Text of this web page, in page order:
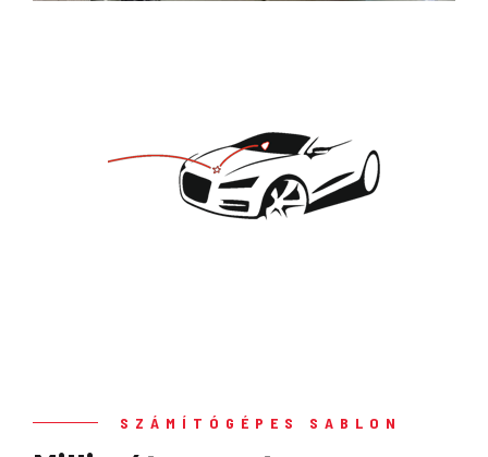
SZÁMÍTÓGÉPES SABLON